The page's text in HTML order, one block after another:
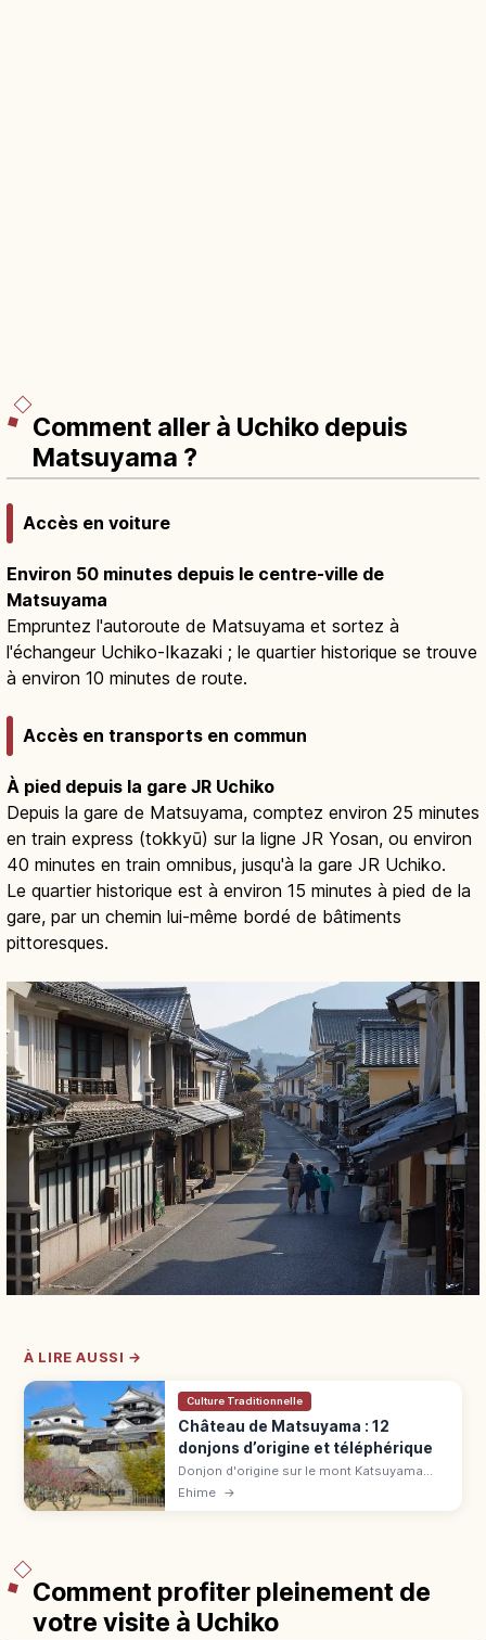
Comment aller à Uchiko depuis
Matsuyama ?
Accès en voiture
Environ 50 minutes depuis le centre-ville de
Matsuyama
Empruntez l'autoroute de Matsuyama et sortez à
l'échangeur Uchiko-Ikazaki ; le quartier historique se trouve
à environ 10 minutes de route.
Accès en transports en commun
À pied depuis la gare JR Uchiko
Depuis la gare de Matsuyama, comptez environ 25 minutes
en train express (tokkyū) sur la ligne JR Yosan, ou environ
40 minutes en train omnibus, jusqu'à la gare JR Uchiko.
Le quartier historique est à environ 15 minutes à pied de la
gare, par un chemin lui-même bordé de bâtiments
pittoresques.
À LIRE AUSSI →
Culture Traditionnelle
Château de Matsuyama : 12
donjons d’origine et téléphérique
Donjon d'origine sur le mont Katsuyama
(132 m) à Matsuyama, fondé en 1602 par
Ehime →
Comment profiter pleinement de
votre visite à Uchiko